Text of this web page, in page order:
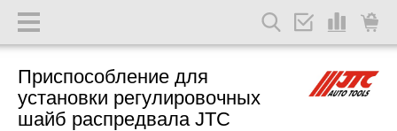
Приспособление для
установки регулировочных
шайб распредвала JTC